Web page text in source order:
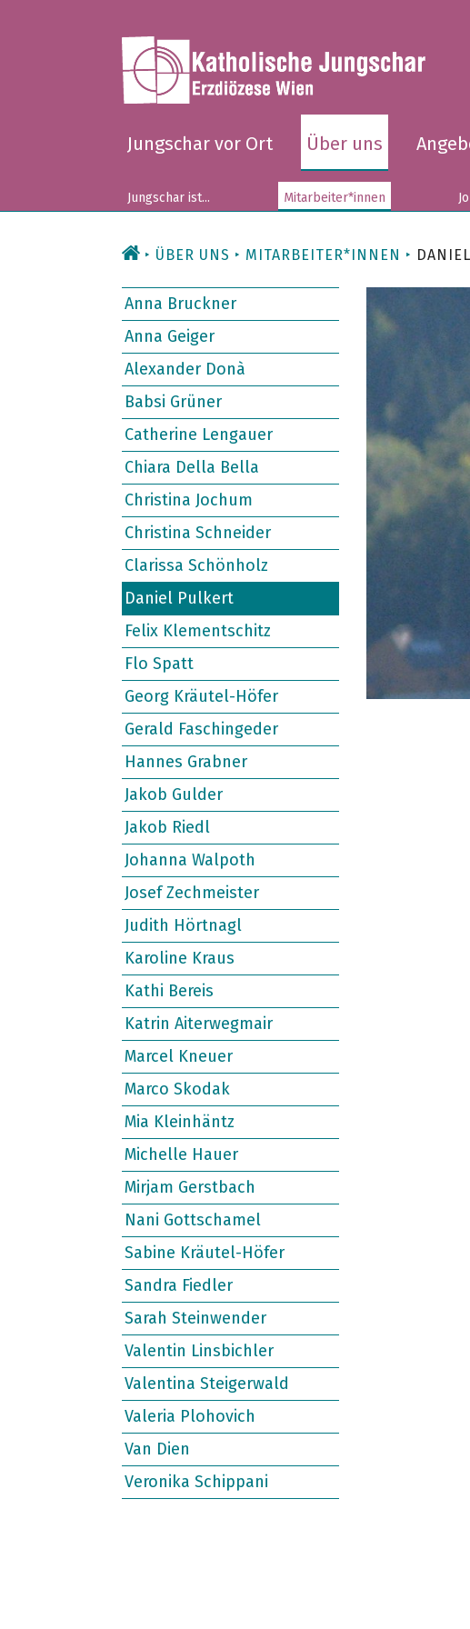
Jungschar vor Ort Über uns
Jungschar ist... Mitarbeiter*innen
ÜBER UNS MITARBEITER*INNEN
Anna Bruckner
Anna Geiger
Alexander Donà
Babsi Grüner
Catherine Lengauer
Chiara Della Bella
Christina Jochum
Christina Schneider
Clarissa Schönholz
Daniel Pulkert
Felix Klementschitz
Flo Spatt
Georg Kräutel-Höfer
Gerald Faschingeder
Hannes Grabner
Jakob Gulder
Jakob Riedl
Johanna Walpoth
Josef Zechmeister
Judith Hörtnagl
Karoline Kraus
Kathi Bereis
Katrin Aiterwegmair
Marcel Kneuer
Marco Skodak
Mia Kleinhäntz
Michelle Hauer
Mirjam Gerstbach
Nani Gottschamel
Sabine Kräutel-Höfer
Sandra Fiedler
Sarah Steinwender
Valentin Linsbichler
Valentina Steigerwald
Valeria Plohovich
Van Dien
Veronika Schippani